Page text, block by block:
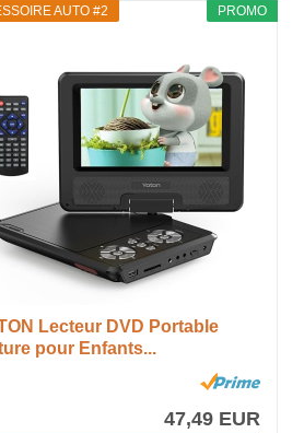
PROMO
AUTO #2
Lecteur DVD Portable
pour Enfants...
47,49 EUR